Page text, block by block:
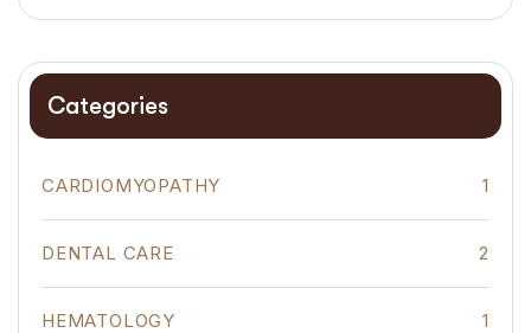
Categories
CARDIOMYOPATHY 1
DENTAL CARE 2
HEMATOLOGY 1